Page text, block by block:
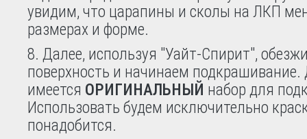
увидим, что царапины и сколы на ЛКП
размерах и форме.
8. Далее, используя "Уайт-Спирит",
поверхность и начинаем подкрашивание.
имеется ОРИГИНАЛЬНЫЙ набор для
Использовать будем исключительно
понадобится.